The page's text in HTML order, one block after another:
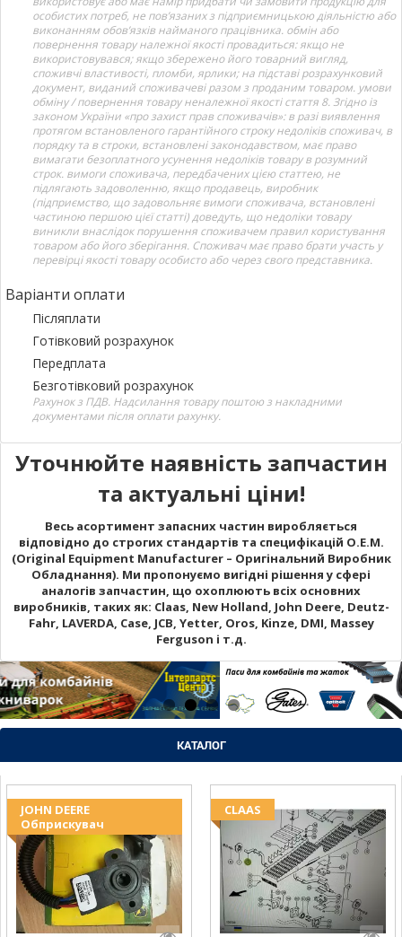
особистих потреб, не пов’язаних з підприємницькою діяльністю або
виконанням обов’язків найманого працівника. обмін або
повернення товару належної якості провадиться: якщо не
використовувався; якщо збережено його товарний вигляд,
споживчі властивості, пломби, ярлики; на підставі розрахунковий
документ, виданий споживачеві разом з проданим товаром. умови
обміну / повернення товару неналежної якості стаття 8. Згідно із
законом України «про захист прав споживачів»: в разі виявлення
протягом встановленого гарантійного строку недоліків споживач, в
порядку та в строки, встановлені законодавством, має право
вимагати безоплатного усунення недоліків товару в розумний
строк. вимоги споживача, передбачених цією статтею, не
підлягають задоволенню, якщо продавець, виробник
(підприємство, що задовольняє вимоги споживача, встановлені
частиною першою цієї статті) доведуть, що недоліки товару
виникли внаслідок порушення споживачем правил користування
товаром або його зберігання. Споживач має право брати участь у
перевірці якості товару особисто або через свого представника.
Варіанти оплати
Післяплати
Готівковий розрахунок
Передплата
Безготівковий розрахунок
Рахунок з ПДВ. Надсилання товару поштою з накладними
документами після оплати рахунку.
Уточнюйте наявність запчастин
та актуальні ціни!
Весь асортимент запасних частин виробляється
відповідно до строгих стандартів та специфікацій O.E.M.
(Original Equipment Manufacturer – Оригінальний Виробник
Обладнання). Ми пропонуємо вигідні рішення у сфері
аналогів запчастин, що охоплюють всіх основних
виробників, таких як: Claas, New Holland, John Deere, Deutz-
Fahr, LAVERDA, Case, JCB, Yetter, Oros, Kinze, DMI, Massey
Ferguson і т.д.
КАТАЛОГ
JOHN DEERE
Обприскувач
CLAAS